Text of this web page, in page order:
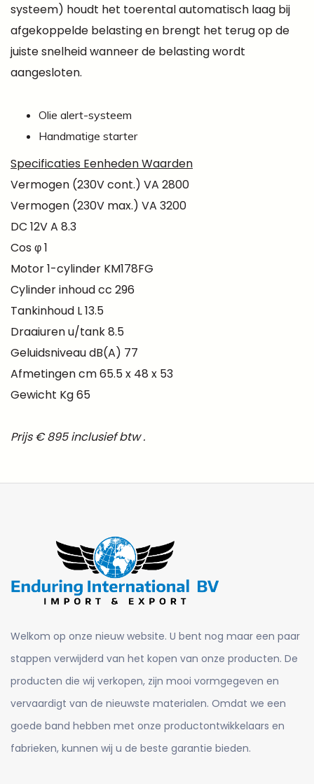
systeem) houdt het toerental automatisch laag bij
afgekoppelde belasting en brengt het terug op de
juiste snelheid wanneer de belasting wordt
aangesloten.
Olie alert-systeem
Handmatige starter
Specificaties Eenheden Waarden
Vermogen (230V cont.) VA 2800
Vermogen (230V max.) VA 3200
DC 12V A 8.3
Cos φ 1
Motor 1-cylinder KM178FG
Cylinder inhoud cc 296
Tankinhoud L 13.5
Draaiuren u/tank 8.5
Geluidsniveau dB(A) 77
Afmetingen cm 65.5 x 48 x 53
Gewicht Kg 65
Prijs € 895 inclusief btw .
Welkom op onze nieuw website. U bent nog maar een paar
stappen verwijderd van het kopen van onze producten. De
producten die wij verkopen, zijn mooi vormgegeven en
vervaardigt van de nieuwste materialen. Omdat we een
goede band hebben met onze productontwikkelaars en
fabrieken, kunnen wij u de beste garantie bieden.